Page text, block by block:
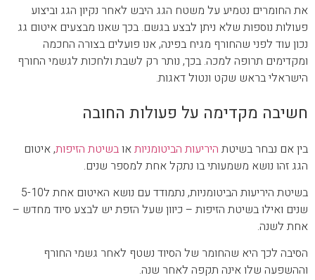
את החומרים נטמיע על משטח הגג היבש לאחר נקיון הגג וביצוע
פעולות נוספות שלא ניתן לבצע בגשם. בכך שאנו מבצעים איטום גג
נכון עוד לפני שהחורף מגיח בפינה, אנו פועלים בצורה החכמה
ומקדימים תרופה למכה. בכך, נותר רק לשבת ולחכות לגשמי החורף
הישראלי בראש שקט ונטול דאגות.
חשיבה מקדימה על פעולות החובה
בין אם נבחר בשיטת היריעות הביטומניותאובשיטת הזיפות, איטום
הגג זהו נושא משמעותי בו נתקל אחת למספר שנים.
בשיטת היריעות הביטומניות, נתמודד עם נושא האיטום אחת ל5-10
שנים ואילו בשיטת הזיפות – כיוון שעל הזפת יש לבצע סיוד מחדש –
אחת לשנה.
הסיבה לכך היא שהחומר של הסיוד נשטף לאחר גשמי החורף
וההשפעה שלו אינה תקפה לאחר שנה.